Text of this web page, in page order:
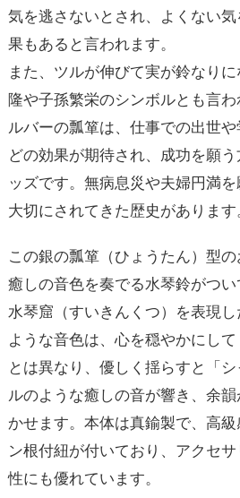
気を逃さないとされ、よくない
果もあると言われます。
また、ツルが伸びて実が鈴なり
隆や子孫繁栄のシンボルとも言
ルバーの瓢箪は、仕事での出世
どの効果が期待され、成功を願
ッズです。無病息災や夫婦円満を
大切にされてきた歴史があります
この銀の瓢箪（ひょうたん）型
癒しの音色を奏でる水琴鈴がつ
水琴窟（すいきんくつ）を表現
ような音色は、心を穏やかにし
とは異なり、優しく揺らすと「
ルのような癒しの音が響き、余
かせます。本体は真鍮製で、高
ン根付紐が付いており、アクセ
性にも優れています。